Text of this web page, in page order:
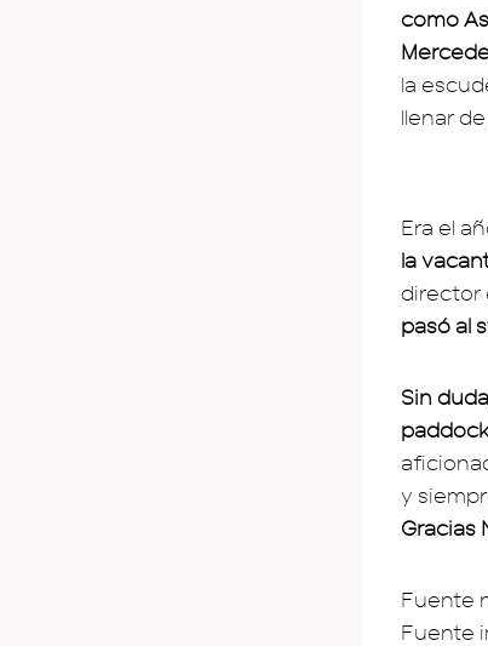
como
la
llenar
Era el
la
director
pasó al
Sin
y
Gracias
Fuente
Fuente